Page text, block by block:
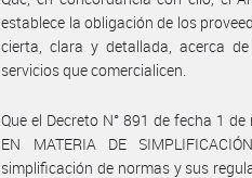
establece la obligación de los
cierta, clara y detallada, acerca
servicios que comercialicen.
Que el Decreto N° 891 de fecha 1
EN MATERIA DE
simplificación de normas y sus